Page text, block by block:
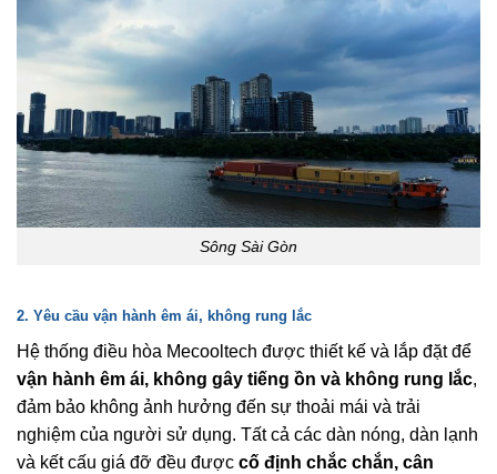
Sông Sài Gòn
2. Yêu cầu vận hành êm ái, không rung lắc
Hệ thống điều hòa Mecooltech được thiết kế và lắp đặt để
vận hành êm ái, không gây tiếng ồn và không rung lắc,
đảm bảo không ảnh hưởng đến sự thoải mái và trải
nghiệm của người sử dụng. Tất cả các dàn nóng, dàn lạnh
và kết cấu giá đỡ đều được cố định chắc chắn, cân